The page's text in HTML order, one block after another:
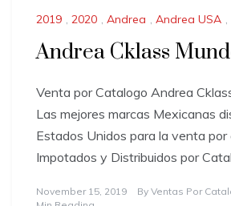
2019 , 2020 , Andrea , Andrea USA ,
Andrea Cklass
Venta por Catalogo Andrea
Las mejores marcas Mexicanas
Estados Unidos para la venta por
Impotados y Distribuidos por
November 15, 2019 By Ventas Por